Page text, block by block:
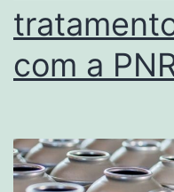
com a